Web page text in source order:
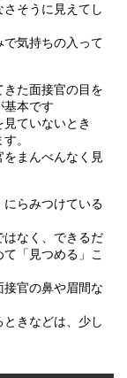
そうに見えてし
気持ちの入って
た面接官の目を
基本です
ていないとき
。
をまんべんなく見
らみつけている
はなく、できるだ
「見つめる」こ
官の鼻や眉間な
きなどは、少し